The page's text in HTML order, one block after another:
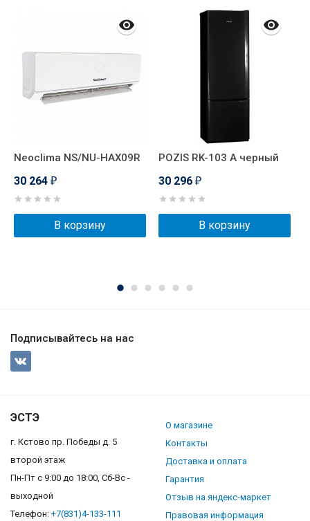
Neoclima NS/NU-HAX09R
30 264 ₽
В корзину
POZIS RK-103 А черный
30 296 ₽
В корзину
Подписывайтесь на нас
ЭСТЭ
г. Кстово пр. Победы д. 5
второй этаж
Пн-Пт с 9:00 до 18:00, Сб-Вс -
выходной
Телефон: +7(831)4-133-111
О магазине
Контакты
Доставка и оплата
Гарантия
Отзыв на яндекс-маркет
Правовая информация